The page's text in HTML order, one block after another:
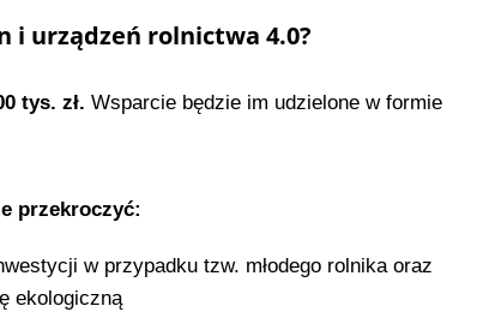
i urządzeń rolnictwa 4.0?
tys. zł. Wsparcie będzie im udzielone w formie
przekroczyć:
w przypadku tzw. młodego rolnika oraz
ekologiczną